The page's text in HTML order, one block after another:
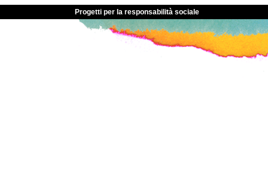
Progetti per la responsabilità sociale